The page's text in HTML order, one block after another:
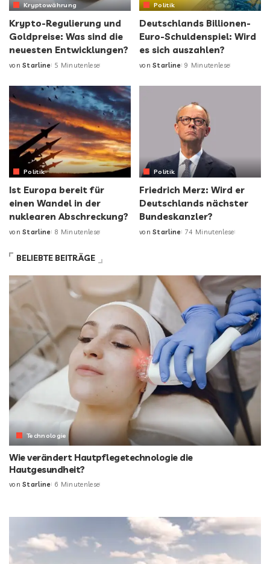
Kryptowährung
Krypto-Regulierung und
Goldpreise: Was sind die
neuesten Entwicklungen?
von Starline 5 Minutenlese
Politik
Deutschlands Billionen-
Euro-Schuldenspiel: Wird
es sich auszahlen?
von Starline 9 Minutenlese
Politik
Ist Europa bereit für
einen Wandel in der
nuklearen Abschreckung?
von Starline 8 Minutenlese
Politik
Friedrich Merz: Wird er
Deutschlands nächster
Bundeskanzler?
von Starline 74 Minutenlese
BELIEBTE BEITRÄGE
Technologie
Wie verändert Hautpflegetechnologie die
Hautgesundheit?
von Starline 6 Minutenlese